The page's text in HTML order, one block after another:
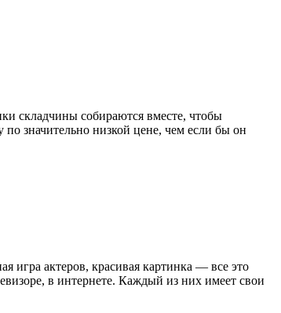
складчины собираются вместе, чтобы
значительно низкой цене, чем если бы он
актеров, красивая картинка — все это
в интернете. Каждый из них имеет свои